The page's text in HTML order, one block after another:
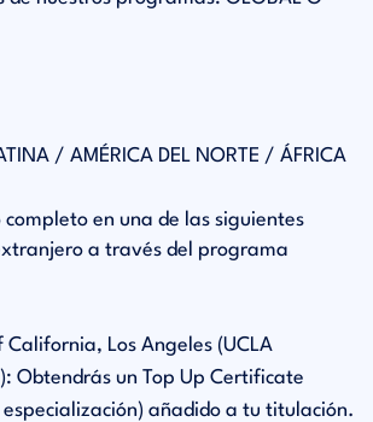
/ AMÉRICA DEL NORTE / ÁFRICA
completo en una de las siguientes
a través del programa
California, Los Angeles (UCLA
Obtendrás un Top Up Certificate
especialización) añadido a tu titulación.